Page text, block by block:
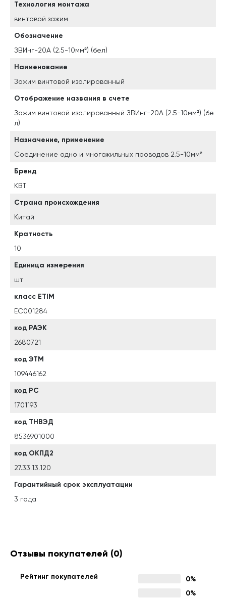
Технология монтажа
винтовой зажим
Обозначение
ЗВИнг-20А (2.5-10мм²) (бел)
Наименование
Зажим винтовой изолированный
Отображение названия в счете
Зажим винтовой изолированный ЗВИнг-20А (2.5-10мм²) (бе
л)
Назначение, применение
Соединение одно и многожильных проводов 2.5-10мм²
Бренд
КВТ
Страна происхождения
Китай
Кратность
10
Единица измерения
шт
класс ETIM
EC001284
код РАЭК
2680721
код ЭТМ
109446162
код РС
1701193
код ТНВЭД
8536901000
код ОКПД2
27.33.13.120
Гарантийный срок эксплуатации
3 года
Отзывы покупателей (0)
Рейтинг покупателей
0%
0%